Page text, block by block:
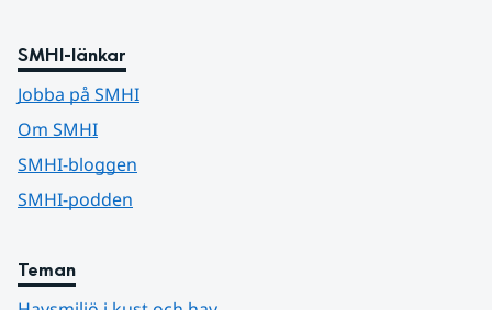
SMHI-länkar
Jobba på SMHI
Om SMHI
SMHI-bloggen
SMHI-podden
Teman